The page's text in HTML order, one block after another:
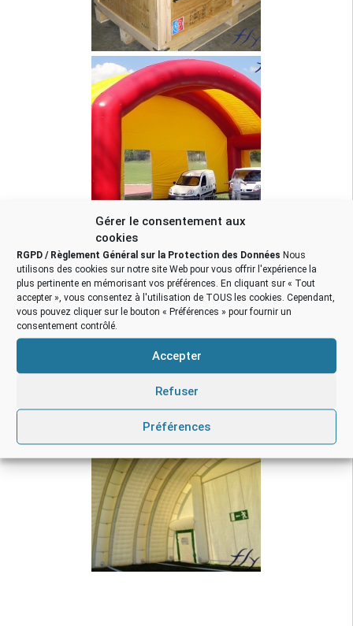
Gérer le consentement aux
cookies
RGPD / Règlement Général sur la Protection des Données Nous
utilisons des cookies sur notre site Web pour vous offrir l'expérience la
plus pertinente en mémorisant vos préférences. En cliquant sur « Tout
accepter », vous consentez à l'utilisation de TOUS les cookies. Cependant,
vous pouvez cliquer sur le bouton « Préférences » pour fournir un
consentement contrôlé.
Accepter
Refuser
Préférences